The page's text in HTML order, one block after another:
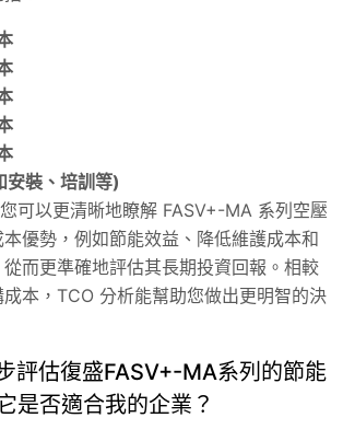
安裝、培訓等)
可以更清晰地瞭解 FASV+-MA 系列空壓
優勢，例如節能效益、降低維護成本和
而更準確地評估其長期投資回報。相較
本，TCO 分析能幫助您做出更明智的決
評估復盛FASV+-MA系列的節能
是否適合我的企業？